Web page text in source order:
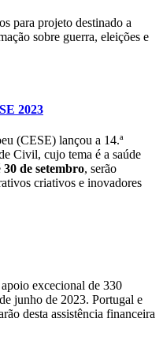
para projeto destinado a
sobre guerra, eleições e
2023
(CESE) lançou a 14.ª
Civil, cujo tema é a saúde
30 de setembro, serão
criativos e inovadores
excecional de 330
junho de 2023. Portugal e
desta assistência financeira